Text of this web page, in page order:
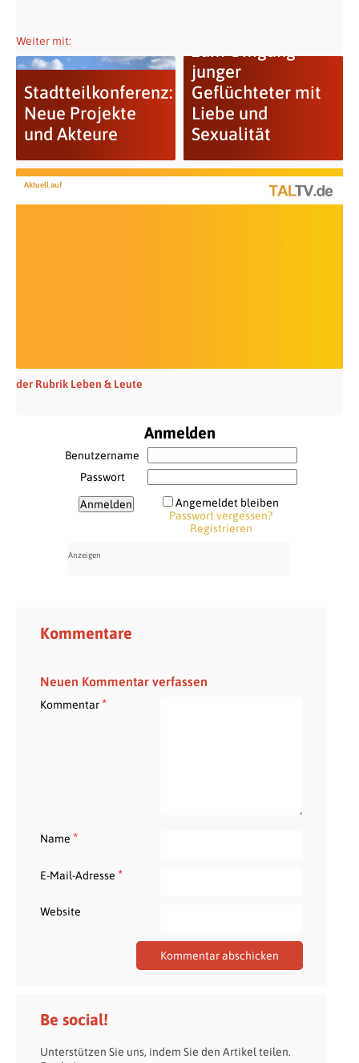
Weiter mit:
Stadtteilkonferenz:
Neue Projekte
und Akteure
junger
Geflüchteter mit
Liebe und
Sexualität
Aktuell auf
der Rubrik Leben & Leute
Anmelden
Benutzername
Passwort
Angemeldet bleiben
Passwort vergessen?
Registrieren
Kommentare
Neuen Kommentar verfassen
Kommentar*
Name *
E-Mail-Adresse *
Website
Be social!
Unterstützen Sie uns, indem Sie den Artikel teilen.